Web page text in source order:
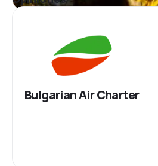
Bulgarian Air Charter